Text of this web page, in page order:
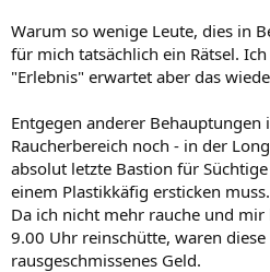
Warum so wenige Leute, dies in
für mich tatsächlich ein Rätsel.
"Erlebnis" erwartet aber das
Entgegen anderer Behauptungen
Raucherbereich noch - in der
absolut letzte Bastion für
einem Plastikkäfig ersticken muss.
Da ich nicht mehr rauche und
9.00 Uhr reinschütte, waren
rausgeschmissenes Geld.